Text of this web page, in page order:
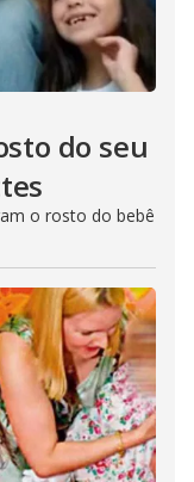
do seu
o rosto do bebê